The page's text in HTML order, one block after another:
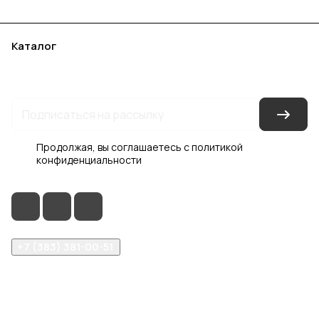
Каталог
Продолжая, вы соглашаетесь сполитикой
конфиденциальности